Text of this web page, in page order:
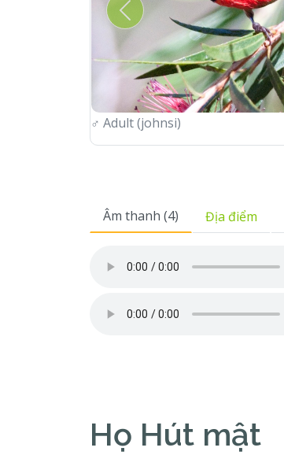
♂ Adult (johnsi)
Previous
Âm thanh (4) Địa điểm
Họ Hút mật